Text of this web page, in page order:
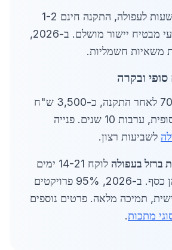
משלוח תוך 24 שעות לעפולה, התקנה חינם 1-2
ימים. צוות מקצועי מבטיח יישור מושלם. ב-2026,
משאיות חשמליות.
תשלום יתרה 70% לאחר התקנה, כ-3,500 ש"ח
לדוגמה. בדיקת סופית, ערבות 10 שנים. פנייה
לשביעות רצון.
ברזל בעפולה
לוקח 14-21 ימים
סה"כ, חיסכון זמן כסף. ב-2026, 95% פרויקטים
תמיכה מלאה. פרטים נוספים
מתכות.